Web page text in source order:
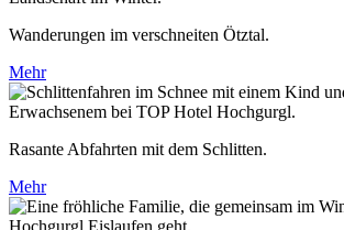
Wanderungen im verschneiten Ötztal.
Mehr
Rasante Abfahrten mit dem Schlitten.
Mehr